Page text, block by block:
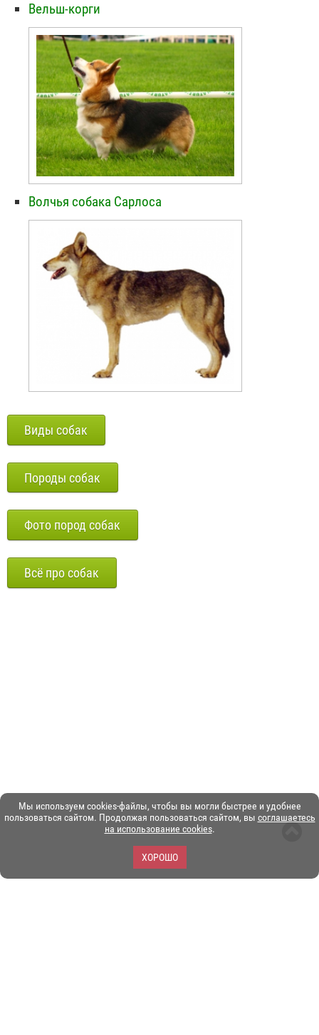
Мы используем cookies-файлы, чтобы вы могли быстрее и удобнее
пользоваться сайтом. Продолжая пользоваться сайтом, вы соглашаетесь
на использование cookies.
ХОРОШО
Вельш-корги
Волчья собака Сарлоса
Виды собак
Породы собак
Фото пород собак
Всё про собак